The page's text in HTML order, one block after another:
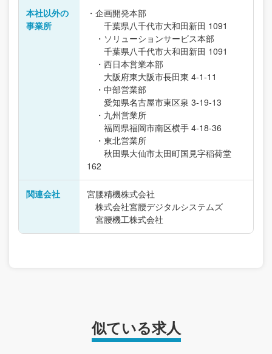
本社以外の
事業所
・企画開発本部
千葉県八千代市大和田新田 1091
・ソリューションサービス本部
千葉県八千代市大和田新田 1091
・西日本営業本部
大阪府東大阪市長田東 4-1-11
・中部営業部
愛知県名古屋市東区泉 3-19-13
・九州営業所
福岡県福岡市南区横手 4-18-36
・東北営業所
秋田県大仙市太田町国見字稲荷堂
162
関連会社
宮腰精機株式会社
株式会社宮腰デジタルシステムズ
宮腰機工株式会社
似ている求人